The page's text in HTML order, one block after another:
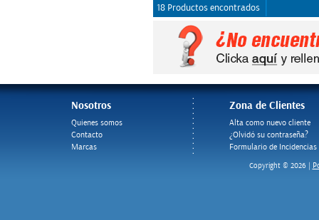
18 Productos encontrados
Nosotros
Quienes somos
Contacto
Marcas
Zona de Clientes
Alta como nuevo cliente
¿Olvidó su contraseña?
Formulario de Incidencias
Copyright © 2026 |